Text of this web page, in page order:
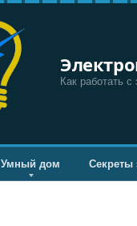
Как работать
Умный дом Секреты